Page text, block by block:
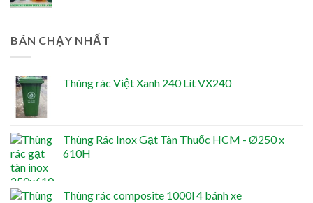
BÁN CHẠY NHẤT
Thùng rác Việt Xanh 240 Lít VX240
Thùng Rác Inox Gạt Tàn Thuốc HCM - Ø250 x
610H
Thùng rác composite 1000l 4 bánh xe